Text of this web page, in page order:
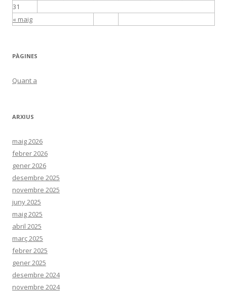
« maig
31
PÀGINES
Quant a
ARXIUS
maig 2026
febrer 2026
gener 2026
desembre 2025
novembre 2025
juny 2025
maig 2025
abril 2025
març 2025
febrer 2025
gener 2025
desembre 2024
novembre 2024